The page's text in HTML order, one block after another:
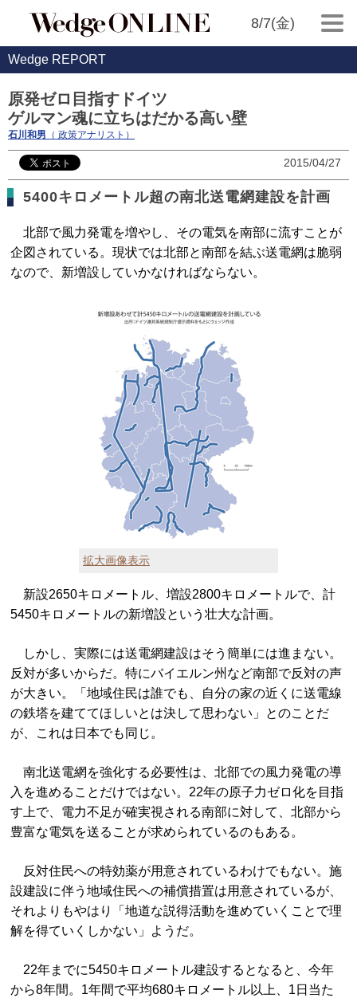
8/7(金)
Wedge REPORT
原発ゼロ目指すドイツ
ゲルマン魂に立ちはだかる高い壁
石川和男 （ 政策アナリスト）
2015/04/27
5400キロメートル超の南北送電網建設を計画
北部で風力発電を増やし、その電気を南部に流すことが
企図されている。現状では北部と南部を結ぶ送電網は脆弱
なので、新増設していかなければならない。
拡大画像表示
新設2650キロメートル、増設2800キロメートルで、計
5450キロメートルの新増設という壮大な計画。
しかし、実際には送電網建設はそう簡単には進まない。
反対が多いからだ。特にバイエルン州など南部で反対の声
が大きい。「地域住民は誰でも、自分の家の近くに送電線
の鉄塔を建ててほしいとは決して思わない」とのことだ
が、これは日本でも同じ。
南北送電網を強化する必要性は、北部での風力発電の導
入を進めることだけではない。22年の原子力ゼロ化を目指
す上で、電力不足が確実視される南部に対して、北部から
豊富な電気を送ることが求められているのもある。
反対住民への特効薬が用意されているわけでもない。施
設建設に伴う地域住民への補償措置は用意されているが、
それよりもやはり「地道な説得活動を進めていくことで理
解を得ていくしかない」ようだ。
22年までに5450キロメートル建設するとなると、今年
から8年間。1年間で平均680キロメートル以上、1日当た